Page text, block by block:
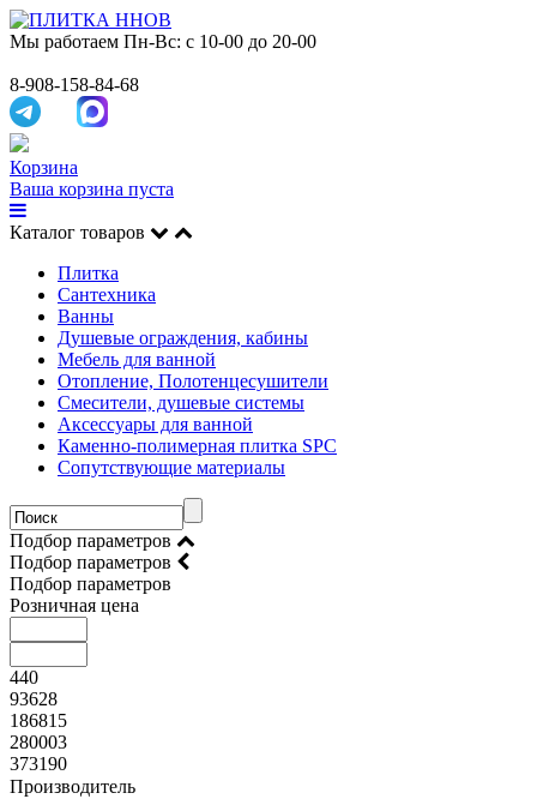
Мы работаем Пн-Вс: с 10-00 до 20-00
8-908-158-84-68
Корзина
Ваша корзина пуста
Каталог товаров
Плитка
Сантехника
Ванны
Душевые ограждения, кабины
Мебель для ванной
Отопление, Полотенцесушители
Смесители, душевые системы
Аксессуары для ванной
Каменно-полимерная плитка SPC
Сопутствующие материалы
Подбор параметров
Подбор параметров
Подбор параметров
Розничная цена
440
93628
186815
280003
373190
Производитель